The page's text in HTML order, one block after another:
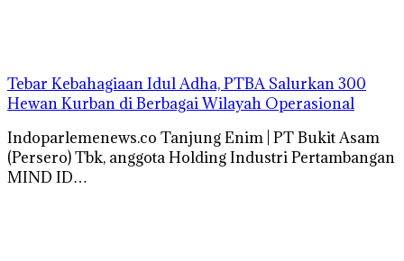
Tebar Kebahagiaan Idul Adha, PTBA Salurkan 300
Hewan Kurban di Berbagai Wilayah Operasional
Indoparlemenews.co Tanjung Enim | PT Bukit Asam
(Persero) Tbk, anggota Holding Industri Pertambangan
MIND ID…